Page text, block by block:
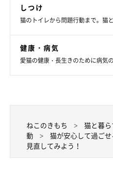
しつけ
猫のトイレから問題行動まで。猫
健康・病気
愛猫の健康・長生きのために病気
ねこのきもち 猫と暮ら
動
猫が安心して過ご
見直してみよう！